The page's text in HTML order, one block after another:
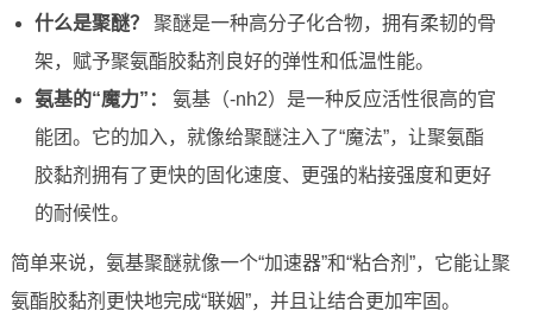
什么是聚醚？
聚醚是一种高分子化合物，拥有柔韧的骨
架，赋予聚氨酯胶黏剂良好的弹性和低温性能。
氨基的“魔力”：
氨基（-nh2）是一种反应活性很高的官
能团。它的加入，就像给聚醚注入了“魔法”，让聚氨酯
胶黏剂拥有了更快的固化速度、更强的粘接强度和更好
的耐候性。
简单来说，氨基聚醚就像一个“加速器”和“粘合剂”，它能让聚
氨酯胶黏剂更快地完成“联姻”，并且让结合更加牢固。